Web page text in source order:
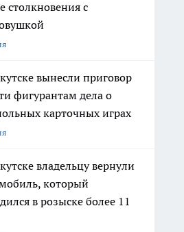
столкновения с
вынесли приговор
фигурантам дела о
карточных играх
владельцу вернули
который
в розыске более 11